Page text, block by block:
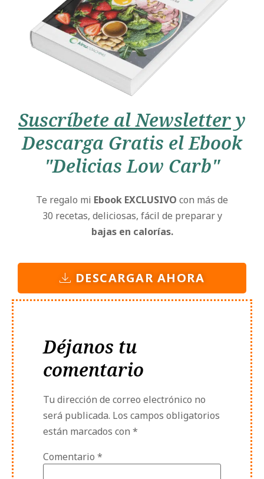
Suscríbete al Newslettery
Descarga Gratis el Ebook
"Delicias Low Carb"
Te regalo mi Ebook EXCLUSIVO con más de
30 recetas, deliciosas, fácil de preparar y
bajas en calorías.
DESCARGAR AHORA
Déjanos tu
comentario
Tu dirección de correo electrónico no
será publicada. Los campos obligatorios
están marcados con *
Comentario *